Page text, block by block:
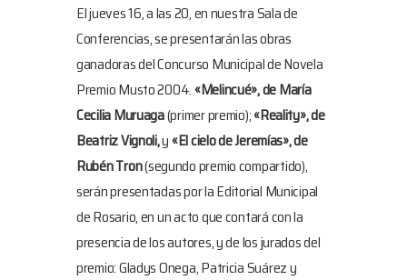
El jueves 16, a las 20, en nuestra Sala de
Conferencias, se presentarán las obras
ganadoras del Concurso Municipal de Novela
Premio Musto 2004.«Melincué», de María
Cecilia Muruaga(primer premio);«Reality», de
Beatriz Vignoli,y«El cielo de Jeremías», de
Rubén Tron(segundo premio compartido),
serán presentadas por la Editorial Municipal
de Rosario, en un acto que contará con la
presencia de los autores, y de los jurados del
premio: Gladys Onega, Patricia Suárez y